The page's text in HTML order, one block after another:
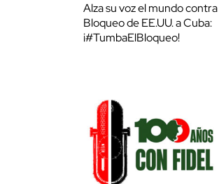
Alza su voz el mundo
Bloqueo de EE.UU. a Cuba:
¡#TumbaElBloqueo!